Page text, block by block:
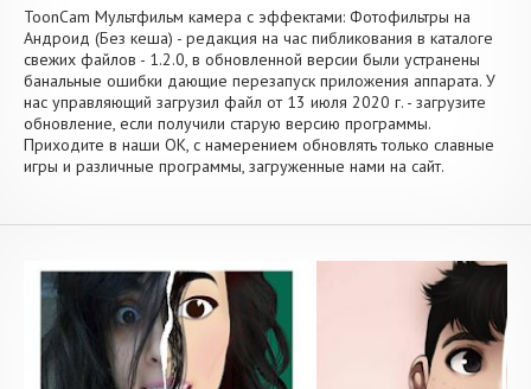
ToonCam Мультфильм камера с эффектами: Фотофильтры на
Андроид (Без кеша) - редакция на час пибликования в каталоге
свежих файлов - 1.2.0, в обновленной версии были устранены
банальные ошибки дающие перезапуск приложения аппарата. У
нас управляющий загрузил файл от 13 июля 2020 г. - загрузите
обновление, если получили старую версию программы.
Приходите в наши OK, с намерением обновлять только славные
игры и различные программы, загруженные нами на сайт.